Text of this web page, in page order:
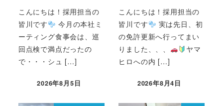
こんにちは！採用担当の
皆川です
今月の本社ミ
ーティング食事会は、巡
回点検で満点だったの
で・・・シュ […]
2026年8月5日
こんにちは！採用担当の
皆川です
実は先日、初
の免許更新へ行ってまい
りました、、、
ヤマ
ヒロへの内 […]
2026年8月4日